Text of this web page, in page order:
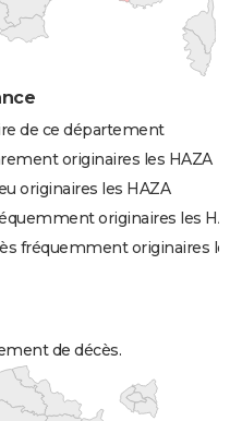
de ce département
originaires les HAZA
originaires les HAZA
originaires les
fréquemment originaires
de décès.